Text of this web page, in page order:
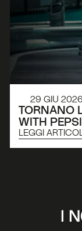
29 GIU 2026
TORNANO
WITH PEPSI
LEGGI
I